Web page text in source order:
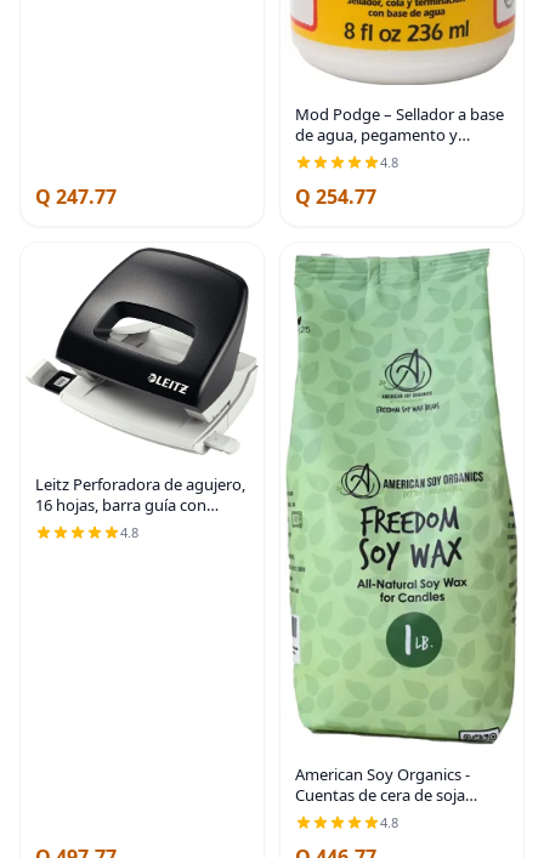
Q 247.77
Mod Podge – Sellador a base
de agua, pegamento y
acabado (8 onzas), CS11301
acabado mate
4.8
Q 254.77
Leitz Perforadora de agujero,
16 hojas, barra guía con
marcas de formato, metal y
plástico, gama NeXXt,
4.8
American Soy Organics -
Cuentas de cera de soja
Freedom de 1 libra para
hacer velas - Cuentas de cera
4.8